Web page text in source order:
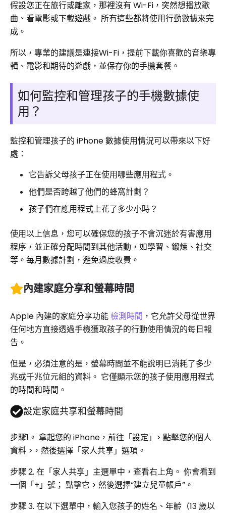
假設您正在旅行或離家，那裡沒有 Wi-Fi，突然想播放歌
曲、看電影或下載遊戲。 所有這些都將使用行動數據來完
成。
所以，專業的建議是連接Wi-Fi，提前下載你喜歡的音樂專
輯、電影和期待的遊戲，並保存你的手機套餐。
如何監控和管理孩子的手機數據使
用？
監控和管理孩子的 iPhone 數據使用情況可以帶來以下好
處：
它告訴父母孩子正在使用哪些應用程式。
他們是否跨越了他們的蜂窩計劃？
孩子們在應用程式上花了多少小時？
使用以上信息，您可以確保您的孩子不會沉迷於有害應用
程序，並正確分配時間到其他活動，如學習、鍛煉、社交
等。每月數據計劃，避免過度收費。
內建家庭分享和螢幕時間
Apple 內建的家庭分享功能檢測時間 ，它允許父母從世界
任何地方直接透過手機獲取孩子的行動使用情況的每日報
告。
但是，必須注意的是，螢幕時間並不能說明已消耗了多少
兆或千兆位元組的資料。 它僅顯示您的孩子使用應用程式
的時間和時間。
設定家庭共享和螢幕時間
步驟1。 拿起您的 iPhone，前往「設定」> 點擊您的個人
資料 >，然後選擇「家人共享」選項。
步驟 2. 在「家人共享」主選單中，查看右上角。 你會看到
一個「+」號； 點擊它 > 然後選擇“建立兒童帳戶”。
步驟 3. 在以下選單中，輸入您孩子的姓名、年齡（13 歲以